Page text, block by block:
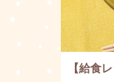
【給食